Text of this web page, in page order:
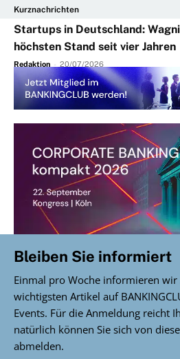
Kurznachrichten
Startups in Deutschland:
höchsten Stand seit vier Jahren
Redaktion - 20/07/2026
Bleiben Sie informiert
Einmal pro Woche informieren wir
wichtigsten Artikel auf
Events. Für die Anmeldung reicht
natürlich können Sie sich von
abmelden.